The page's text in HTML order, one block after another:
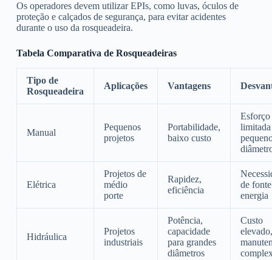
Os operadores devem utilizar EPIs, como luvas, óculos de
proteção e calçados de segurança, para evitar acidentes
durante o uso da rosqueadeira.
Tabela Comparativa de Rosqueadeiras
Tipo de
Rosqueadeira
Aplicações Vantagens
Manual
Pequenos
projetos
Portabilidade,
baixo custo
limitada
Elétrica
Projetos de
médio
porte
Rapidez,
eficiência
de
energia
Hidráulica
Projetos
industriais
Potência,
capacidade
para grandes
diâmetros
Custo
elevado,